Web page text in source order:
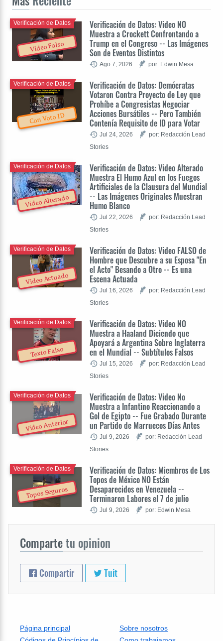
Video Falso
Verificación de Datos: Video NO
Muestra a Crockett Confrontando a
Trump en el Congreso -- Las Imágenes
Son de Eventos Distintos
Verificación de Datos
Ago 7, 2026 por: Edwin Mesa
Con Voto ID
Verificación de Datos: Demócratas
Votaron Contra Proyecto de Ley que
Prohíbe a Congresistas Negociar
Acciones Bursátiles -- Pero También
Contenía Requisito de ID para Votar
Verificación de Datos
Jul 24, 2026
por: Redacción Lead
Stories
Video Alterado
Verificación de Datos: Video Alterado
Muestra El Humo Azul en los Fuegos
Artificiales de la Clausura del Mundial
-- Las Imágenes Originales Muestran
Humo Blanco
Verificación de Datos
Jul 22, 2026
por: Redacción Lead
Stories
Video Actuado
Verificación de Datos: Video FALSO de
Hombre que Descubre a su Esposa "En
el Acto" Besando a Otro -- Es una
Escena Actuada
Verificación de Datos
Jul 16, 2026
por: Redacción Lead
Stories
Texto Falso
Verificación de Datos: Video NO
Muestra a Haaland Diciendo que
Apoyará a Argentina Sobre Inglaterra
en el Mundial -- Subtítulos Falsos
Verificación de Datos
Jul 15, 2026
por: Redacción Lead
Stories
Video Anterior
Verificación de Datos: Video No
Muestra a Infantino Reaccionando a
Gol de Egipto -- Fue Grabado Durante
un Partido de Marruecos Días Antes
Verificación de Datos
Jul 9, 2026
por: Redacción Lead
Stories
Topos Seguros
Verificación de Datos: Miembros de Los
Topos de México NO Están
Desaparecidos en Venezuela --
Terminaron Labores el 7 de julio
Verificación de Datos
Jul 9, 2026 por: Edwin Mesa
Compartetu opinion
Compartir Tuit
Página principal
Sobre nosotros